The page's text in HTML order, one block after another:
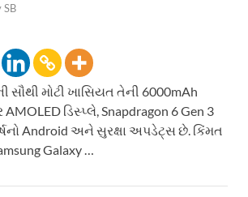
SB
સૌથી મોટી ખાસિયત તેની 6000mAh
ડિસ્પ્લે, Snapdragon 6 Gen 3
Android અને સુરક્ષા અપડેટ્સ છે. કિંમત
Galaxy …